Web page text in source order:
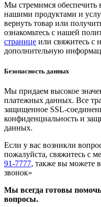
Мы стремимся обеспечить
нашими продуктами и
вернуть товар или
ознакомьтесь с нашей
странице или свяжитесь с
дополнительную
Безопасность данных
Мы придаем высокое
платежных данных. Все
защищенное SSL-
конфиденциальность и
данных.
Если у вас возникли
пожалуйста, свяжитесь с
91-7777, также вы можете
звонок»
Мы всегда готовы
вопросы.